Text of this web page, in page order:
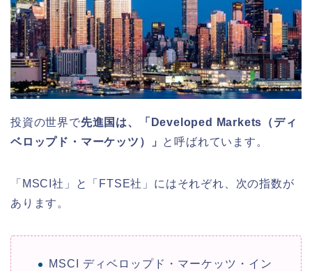
投資の世界で先進国は、「Developed Markets（ディ
ベロップド・マーケッツ）」 と呼ばれています。
「MSCI社」と「FTSE社」にはそれぞれ、次の指数が
あります。
MSCI ディベロップド・マーケッツ・イン